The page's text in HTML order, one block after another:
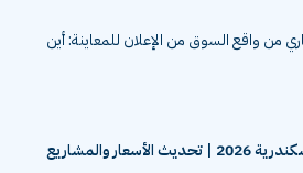
من واقع السوق من الإعلان للمعاينة: أين
والمشاريع